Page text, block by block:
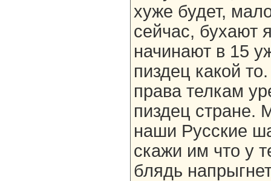
хуже будет,
сейчас, бухают
начинают в 15
пиздец какой
права телкам
пиздец стране.
наши Русские
скажи им что у
блядь